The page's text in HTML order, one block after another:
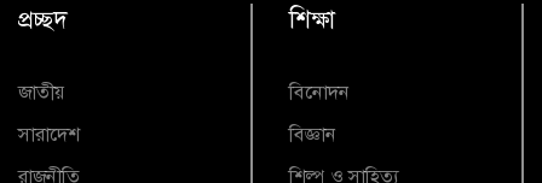
প্রচ্ছদ
জাতীয়
সারাদেশ
রাজনীতি
শিক্ষা
বিনোদন
বিজ্ঞান
শিল্প ও সাহিত্য